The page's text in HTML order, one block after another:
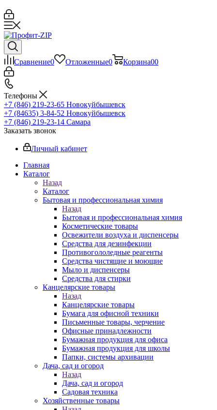
Сравнение0 Отложенные0 Корзина00
Телефоны
+7 (846) 219-23-65 Новокуйбышевск
+7 (84635) 3-84-52 Новокуйбышевск
+7 (846) 219-23-14 Самара
Заказать звонок
Личный кабинет
Главная
Каталог
Назад
Каталог
Бытовая и профессиональная химия
Назад
Бытовая и профессиональная химия
Косметические товары
Освежители воздуха и диспенсеры
Средства для дезинфекции
Противогололедные реагенты
Средства чистящие и моющие
Мыло и диспенсеры
Средства для стирки
Канцелярские товары
Назад
Канцелярские товары
Бумага для офисной техники
Письменные товары, черчение
Офисные принадлежности
Бумажная продукция для офиса
Бумажная продукция для школы
Папки, системы архивации
Дача, сад и огород
Назад
Дача, сад и огород
Садовая техника
Хозяйственные товары